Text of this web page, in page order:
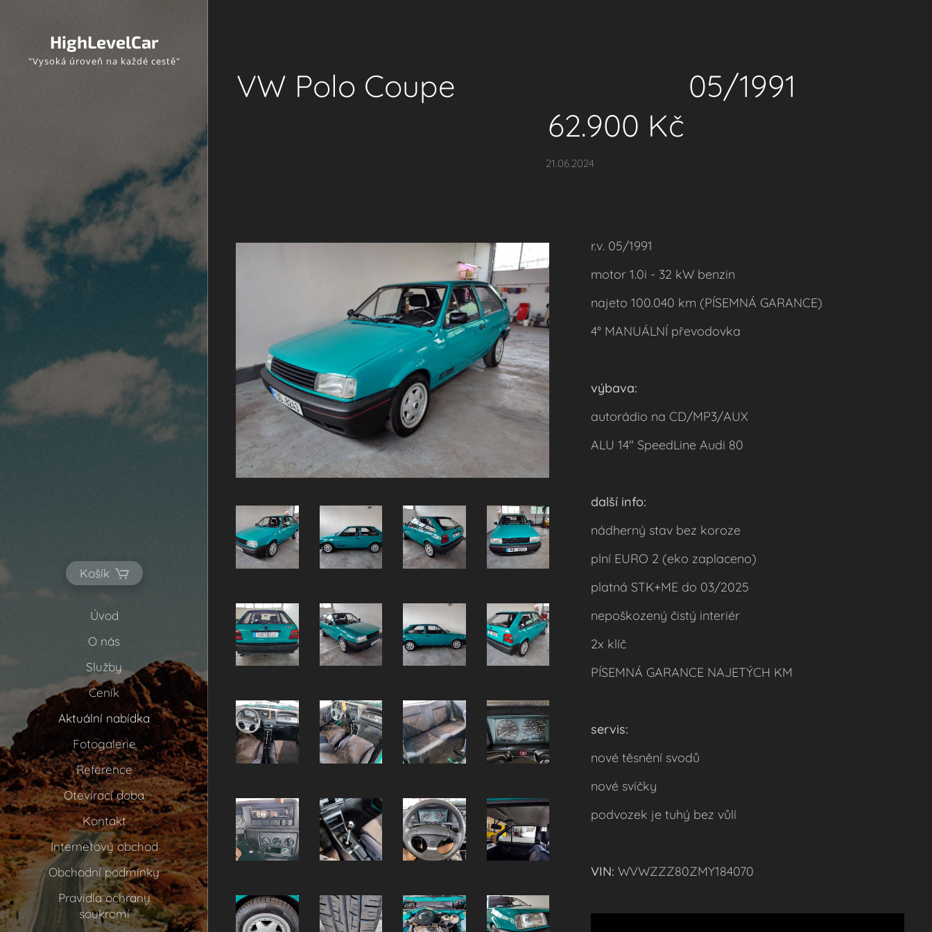
HighLevelCar
"Vysoká úroveň na každé cestě"
Košík
Úvod
O nás
Služby
Ceník
Aktuální nabídka
Fotogalerie
Reference
Otevírací doba
Kontakt
Internetový obchod
Obchodní podmínky
Pravidla ochrany
soukromí
VW Polo Coupe 05/1991
62.900 Kč
21.06.2024
r.v. 05/1991
motor 1.0i - 32 kW benzin
najeto 100.040 km (PÍSEMNÁ GARANCE)
4° MANUÁLNÍ převodovka
výbava:
autorádio na CD/MP3/AUX
ALU 14" SpeedLine Audi 80
další info:
nádherný stav bez koroze
plní EURO 2 (eko zaplaceno)
platná STK+ME do 03/2025
nepoškozený čistý interiér
2x klíč
PÍSEMNÁ GARANCE NAJETÝCH KM
servis:
nové těsnění svodů
nové svíčky
podvozek je tuhý bez vůlí
VIN: WVWZZZ80ZMY184070